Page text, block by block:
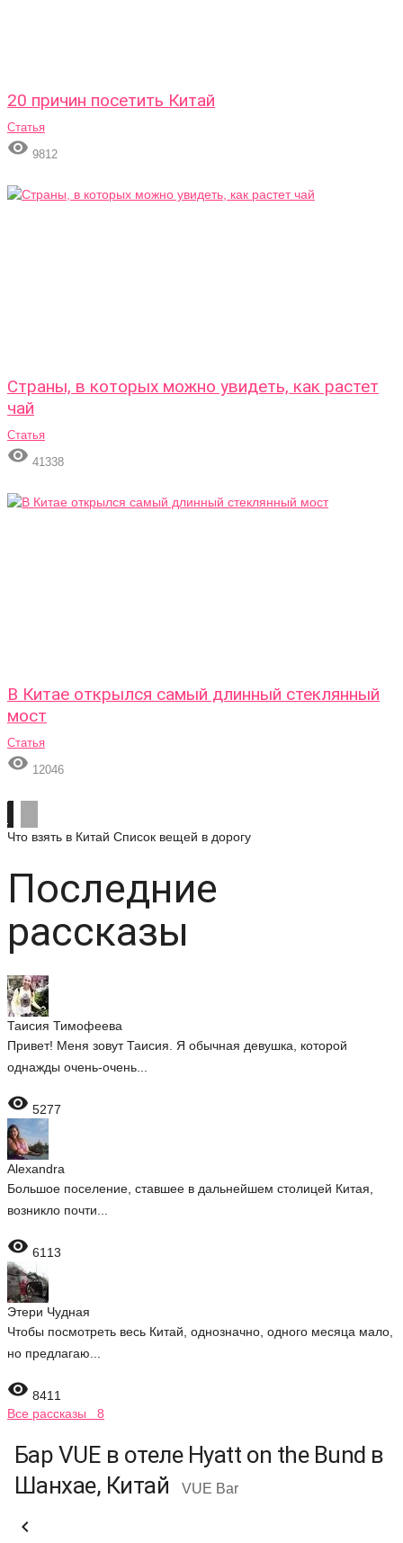
20 причин посетить Китай
Статья
 9812
Страны, в которых можно увидеть, как растет
чай
Статья
 41338
В Китае открылся самый длинный стеклянный
мост
Статья
 12046
Что взять в Китай Список вещей в дорогу
Последние
рассказы
Таисия Тимофеева
Привет! Меня зовут Таисия. Я обычная девушка, которой
однажды очень-очень...
 5277
Alexandra
Большое поселение, ставшее в дальнейшем столицей Китая,
возникло почти...
 6113
Этери Чудная
Чтобы посмотреть весь Китай, однозначно, одного месяца мало,
но предлагаю...
 8411
Все рассказы 8
Бар VUE в отеле Hyatt on the Bund в
Шанхае, Китай
VUE Bar
